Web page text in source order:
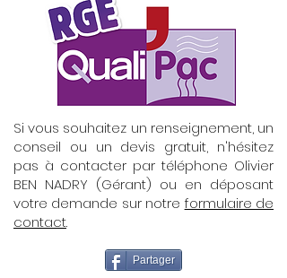
Si vous souhaitez un renseignement, un
conseil ou un devis gratuit, n'hésitez
pas à contacter par téléphone Olivier
BEN NADRY (Gérant) ou en déposant
votre demande sur notre formulaire de
contact.
Partager